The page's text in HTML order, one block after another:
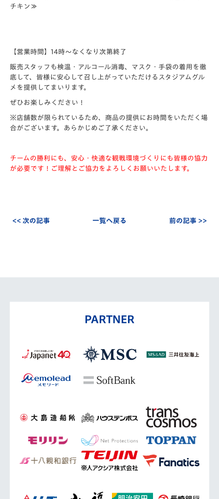
チキン≫
【営業時間】14時～なくなり次第終了
販売スタッフも検温・アルコール消毒、マスク・手袋の着用を徹
底して、皆様に安心して召し上がっていただけるスタジアムグル
メを提供してまいります。
ぜひお楽しみください！
※店舗数が限られているため、商品の提供にお時間をいただく場
合がございます。あらかじめご了承ください。
チームの勝利にも、安心・快適な観戦環境づくりにも皆様の協力
が必要です！ ご理解とご協力をよろしくお願いいたします。
<< 次の記事 一覧へ戻る 前の記事 >>
PARTNER